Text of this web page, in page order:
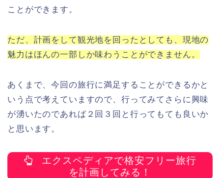
ことができます。
ただ、計画をして観光地を回ったとしても、現地の
魅力はほんの一部しか味わうことができません。
あくまで、今回の旅行に満足することができるかと
いう点で考えていますので、行ってみてさらに興味
が湧いたのであれば２回３回と行ってもても良いか
と思います。
エクスペディアで格安フリー旅行
を計画してみる！